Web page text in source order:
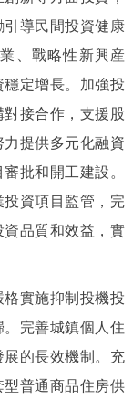
導民間投資健康
、戰略性新興産
定增長。加強投
接合作，支援股
提供多元化融資
批和開工建設。
資項目監管，完
品質和效益，實
實施抑制投機投
完善城鎮個人住
的長效機制。充
普通商品住房供